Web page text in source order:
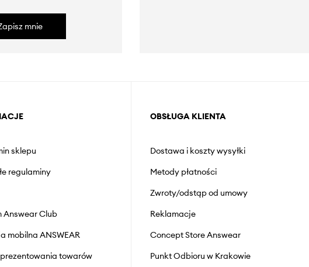
mnie
sklepu
regulaminy
Answear Club
mobilna ANSWEAR
towarów
OBSŁUGA KLIENTA
Dostawa i koszty wysyłki
Metody płatności
Zwroty/odstąp od umowy
Reklamacje
Concept Store Answear
Punkt Odbioru w Krakowie